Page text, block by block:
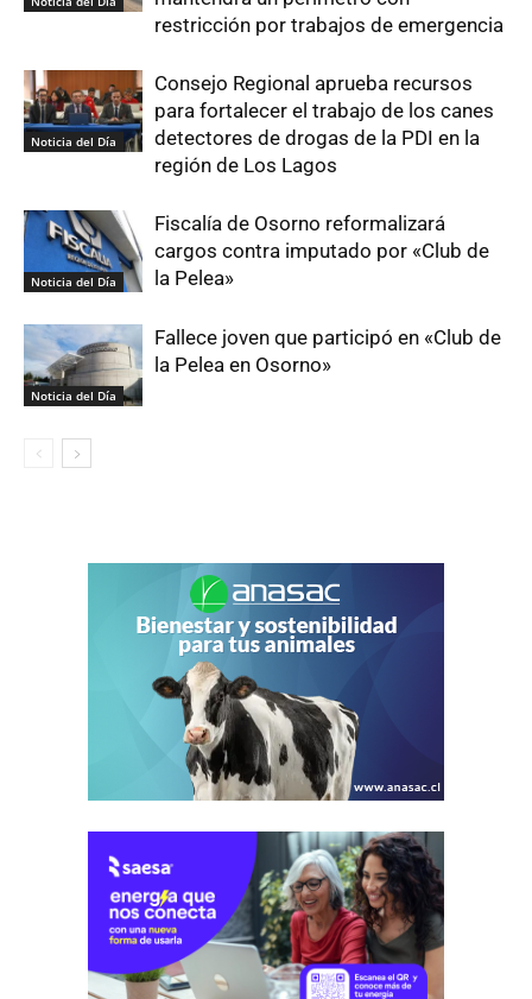
restricción por trabajos de emergencia
Noticia del Día
Consejo Regional aprueba recursos
para fortalecer el trabajo de los canes
detectores de drogas de la PDI en la
región de Los Lagos
Noticia del Día
Fiscalía de Osorno reformalizará
cargos contra imputado por «Club de
la Pelea»
Noticia del Día
Fallece joven que participó en «Club de
la Pelea en Osorno»